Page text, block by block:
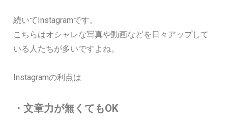
続いてInstagramです。
こちらはオシャレな写真や動画などを日々アップして
いる人たちが多いですよね。
Instagramの利点は
・文章力が無くてもOK